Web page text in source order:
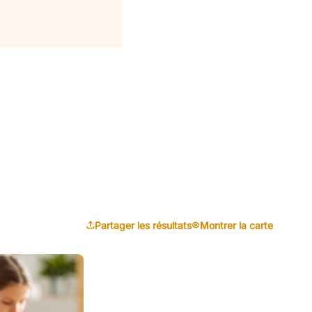
Partager les résultats Montrer la carte